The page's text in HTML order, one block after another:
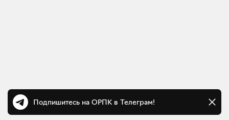
Подпишитесь на ОРПК в Телеграм!